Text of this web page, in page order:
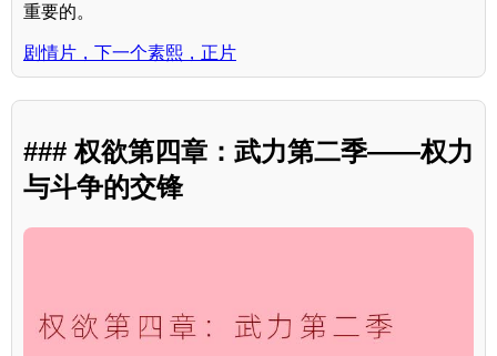
重要的。
剧情片，下一个素熙，正片
### 权欲第四章：武力第二季——权力
与斗争的交锋